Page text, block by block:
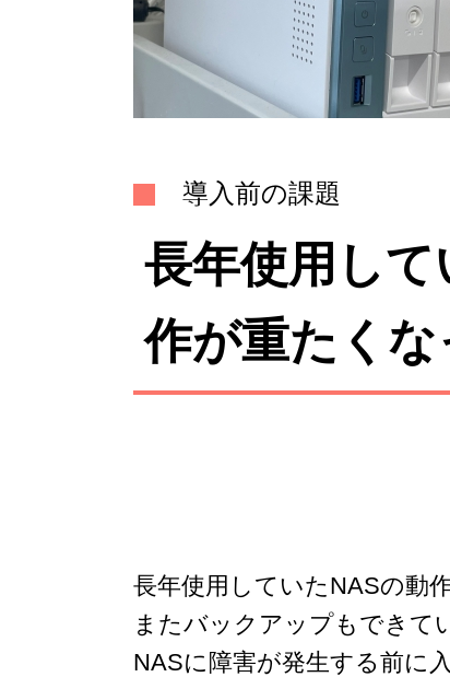
導入前の課題
長年使用し
作が重たくな
長年使用していたNASの動
またバックアップもできて
NASに障害が発生する前に